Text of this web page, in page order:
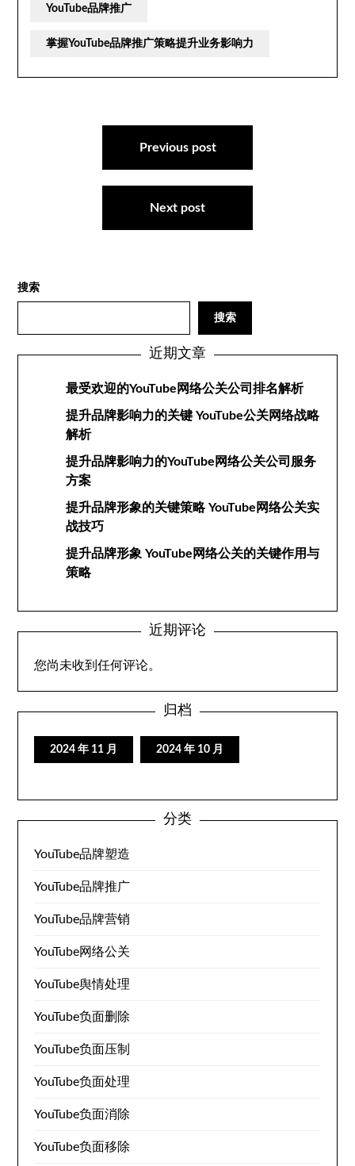
YouTube品牌推广
掌握YouTube品牌推广策略提升业务影响力
Previous post
Next post
搜索
搜索
近期文章
最受欢迎的YouTube网络公关公司排名解析
提升品牌影响力的关键 YouTube公关网络战略
解析
提升品牌影响力的YouTube网络公关公司服务
方案
提升品牌形象的关键策略 YouTube网络公关实
战技巧
提升品牌形象 YouTube网络公关的关键作用与
策略
近期评论
您尚未收到任何评论。
归档
2024 年 11 月 2024 年 10 月
分类
YouTube品牌塑造
YouTube品牌推广
YouTube品牌营销
YouTube网络公关
YouTube舆情处理
YouTube负面删除
YouTube负面压制
YouTube负面处理
YouTube负面消除
YouTube负面移除